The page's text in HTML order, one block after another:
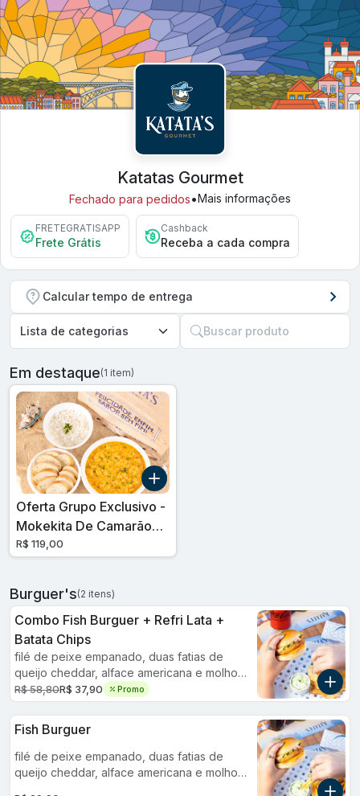
Katatas Gourmet
Fechado para pedidos•Mais informações
FRETEGRATISAPP
Frete Grátis
Cashback
Receba a cada compra
Calcular tempo de entrega
Buscar produto
Em destaque(1 item)
Oferta Grupo Exclusivo -
Mokekita De Camarão
Com Catupiry P/ 2
R$ 119,00
Burguer's(2 itens)
Combo Fish Burguer + Refri Lata +
Batata Chips
filé de peixe empanado, duas fatias de
queijo cheddar, alface americana e molho
tártaro no pão brioche artesanal. acompanha
batata chips c/ maionese da casa e 1
R$ 58,80R$ 37,90 Promo
Fish Burguer
filé de peixe empanado, duas fatias de
queijo cheddar, alface americana e molho